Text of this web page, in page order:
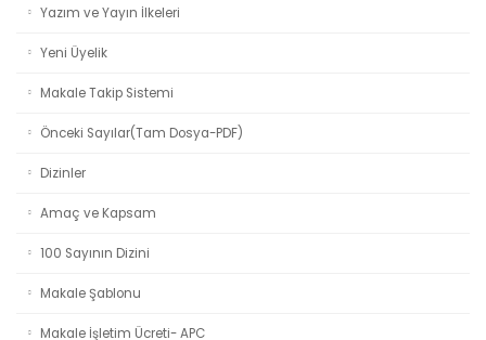
Yazım ve Yayın İlkeleri
Yeni Üyelik
Makale Takip Sistemi
Önceki Sayılar(Tam Dosya-PDF)
Dizinler
Amaç ve Kapsam
100 Sayının Dizini
Makale Şablonu
Makale İşletim Ücreti- APC